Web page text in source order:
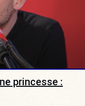
princesse :